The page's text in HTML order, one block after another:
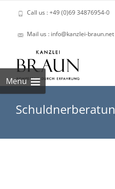
Call us : +49 (0)69 34876954-0
Mail us : info@kanzlei-braun.net
Menu